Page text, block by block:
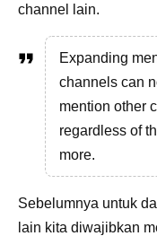
channel lain.
Expanding
channels can
mention other
regardless of
more.
Sebelumnya untuk
lain kita diwajibkan